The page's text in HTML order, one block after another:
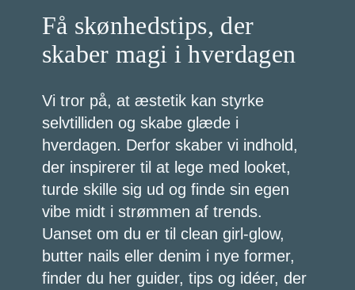
Få skønhedstips, der
skaber magi i hverdagen
Vi tror på, at æstetik kan styrke
selvtilliden og skabe glæde i
hverdagen. Derfor skaber vi indhold,
der inspirerer til at lege med looket,
turde skille sig ud og finde sin egen
vibe midt i strømmen af trends.
Uanset om du er til clean girl-glow,
butter nails eller denim i nye former,
finder du her guider, tips og idéer, der